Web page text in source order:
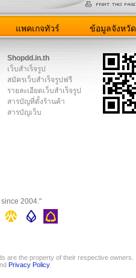
แพคเกจทัวร์ ข้อมูลจังหวัด
Shopdd.in.th
เว็บสำเร็จรูป
สมัครเว็บสำเร็จรูปฟรี
รายละเอียดเว็บสำเร็จรูป
สารบัญที่ตั้งร้านค้า
สารบัญเว็บ
2004."
are the property of their respective owners.
Privacy Policy.